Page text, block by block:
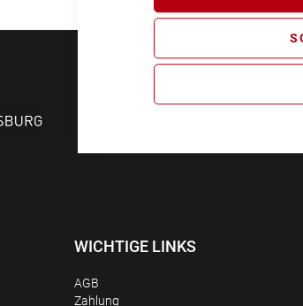
WICHTIGE LINKS
AGB
Zahlung